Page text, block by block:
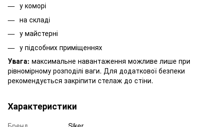
у коморі
на складі
у майстерні
у підсобних приміщеннях
Увага: максимальне навантаження можливе лише при
рівномірному розподілі ваги. Для додаткової безпеки
рекомендується закріпити стелаж до стіни.
Характеристики